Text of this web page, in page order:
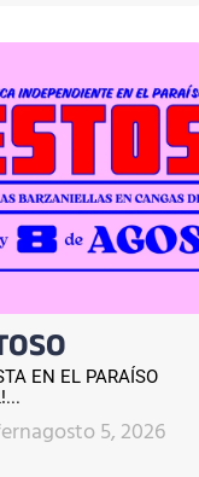
EN EL PARAÍSO
agosto 5, 2026